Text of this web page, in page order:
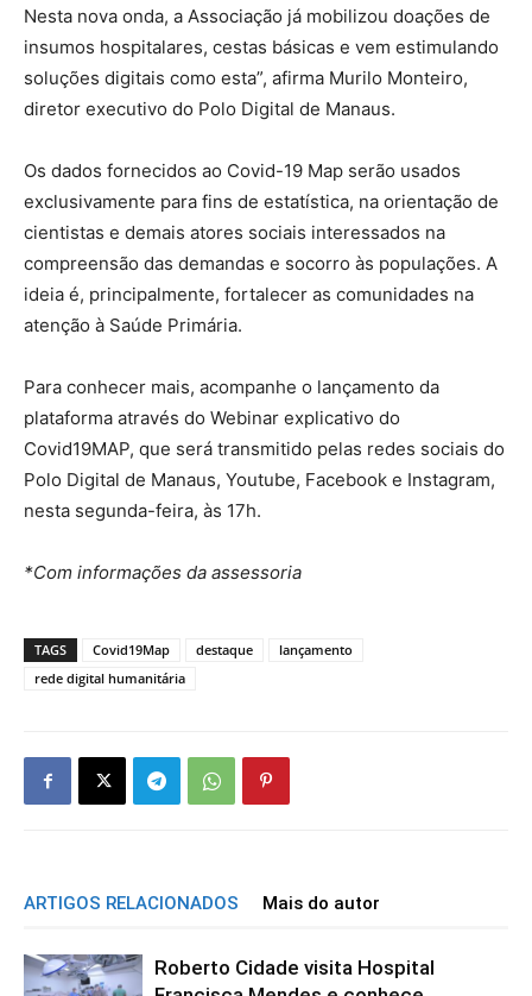
Nesta nova onda, a Associação já mobilizou doações de
insumos hospitalares, cestas básicas e vem estimulando
soluções digitais como esta”, afirma Murilo Monteiro,
diretor executivo do Polo Digital de Manaus.
Os dados fornecidos ao Covid-19 Map serão usados
exclusivamente para fins de estatística, na orientação de
cientistas e demais atores sociais interessados na
compreensão das demandas e socorro às populações. A
ideia é, principalmente, fortalecer as comunidades na
atenção à Saúde Primária.
Para conhecer mais, acompanhe o lançamento da
plataforma através do Webinar explicativo do
Covid19MAP, que será transmitido pelas redes sociais do
Polo Digital de Manaus, Youtube, Facebook e Instagram,
nesta segunda-feira, às 17h.
*Com informações da assessoria
TAGS Covid19Map destaque
lançamento
rede digital humanitária
ARTIGOS RELACIONADOS Mais do autor
Roberto Cidade visita Hospital